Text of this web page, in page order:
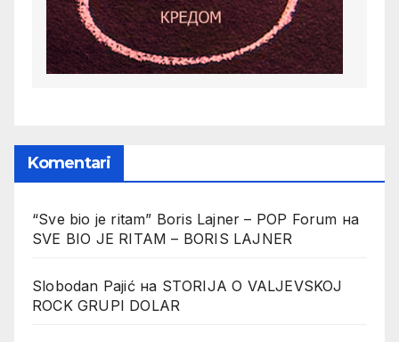
Komentari
“Sve bio je ritam” Boris Lajner – POP Forum на
SVE BIO JE RITAM – BORIS LAJNER
Slobodan Pajićна STORIJA O VALJEVSKOJ
ROCK GRUPI DOLAR